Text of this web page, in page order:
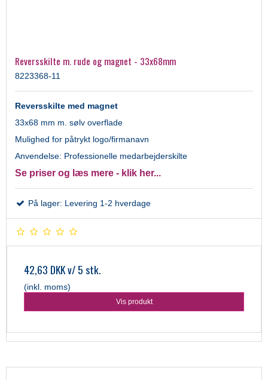
Reversskilte m. rude og magnet - 33x68mm
8223368-11
Reversskilte med magnet
33x68 mm m. sølv overflade
Mulighed for påtrykt logo/firmanavn
Anvendelse: Professionelle medarbejderskilte
Se priser og læs mere - klik her...
På lager: Levering 1-2 hverdage
42,63 DKKv/ 5 stk.
(inkl. moms)
Vis produkt